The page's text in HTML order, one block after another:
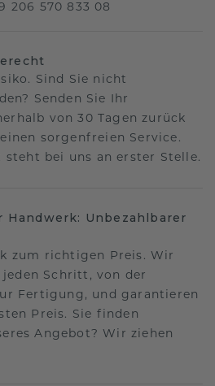
206 570 833 08
Sind Sie nicht
Senden Sie Ihr
von 30 Tagen zurück
sorgenfreien Service.
steht bei uns an erster Stelle.
Handwerk: Unbezahlbarer
zum richtigen Preis. Wir
Schritt, von der
Fertigung, und garantieren
Preis. Sie finden
Angebot? Wir ziehen